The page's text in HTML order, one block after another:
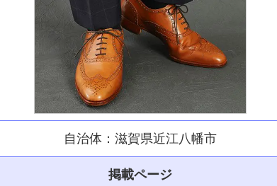
自治体：滋賀県近江八幡市
掲載ページ